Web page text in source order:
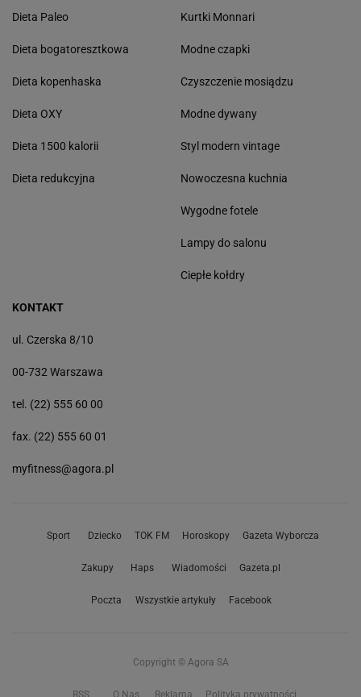
Dieta Paleo
Dieta bogatoresztkowa
Dieta kopenhaska
Dieta OXY
Dieta 1500 kalorii
Dieta redukcyjna
Kurtki Monnari
Modne czapki
Czyszczenie mosiądzu
Modne dywany
Styl modern vintage
Nowoczesna kuchnia
Wygodne fotele
Lampy do salonu
Ciepłe kołdry
KONTAKT
ul. Czerska 8/10
00-732 Warszawa
tel. (22) 555 60 00
fax. (22) 555 60 01
myfitness@agora.pl
Sport Dziecko TOK FM Horoskopy Gazeta Wyborcza
Zakupy Haps Wiadomości Gazeta.pl
Poczta Wszystkie artykuły Facebook
Copyright © Agora SA